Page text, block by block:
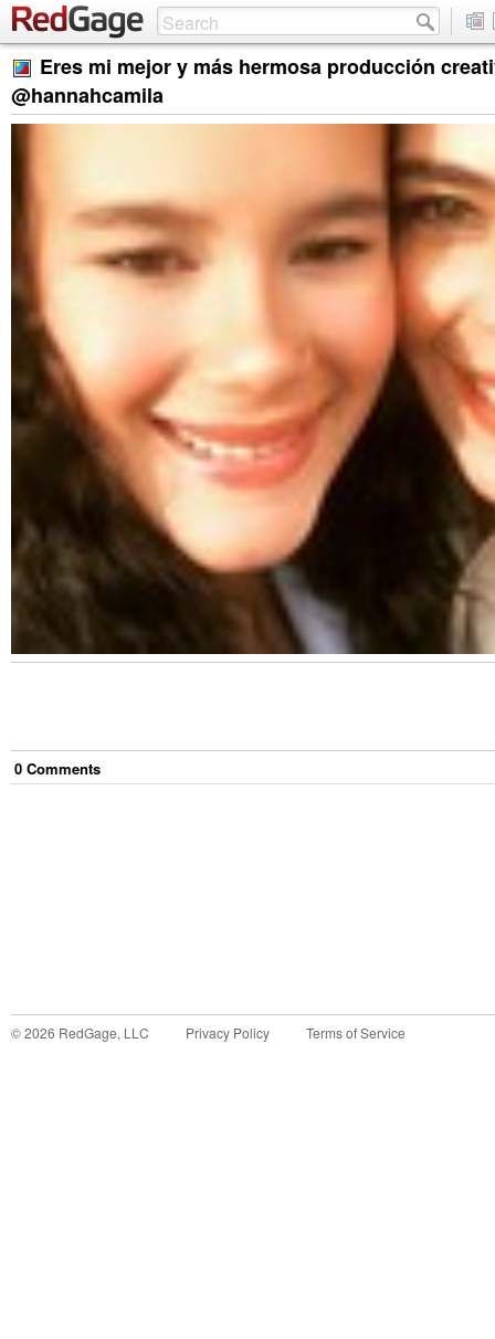
Eres mi mejor y más hermosa producción
@hannahcamila
0 Comments
©2026 RedGage, LLC Privacy Policy Terms of Service